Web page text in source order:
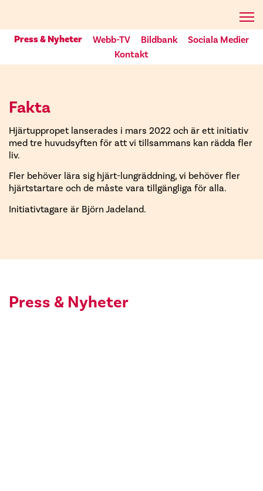
Press & Nyheter Webb-TV Bildbank
Sociala Medier
Kontakt
Fakta
Hjärtuppropet lanserades i mars 2022 och är ett initiativ
med tre huvudsyften för att vi tillsammans kan rädda fler
liv.
Fler behöver lära sig hjärt-lungräddning, vi behöver fler
hjärtstartare och de måste vara tillgängliga för alla.
Initiativtagare är Björn Jadeland.
Press & Nyheter